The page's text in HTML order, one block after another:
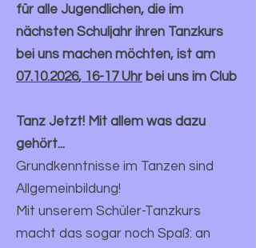
für alle Jugendlichen, die im
nächsten Schuljahr ihren Tanzkurs
bei uns machen möchten, ist am
07.10.2026, 16-17 Uhr bei uns im Club
Tanz Jetzt! Mit allem was dazu
gehört...
Grundkenntnisse im Tanzen sind
Allgemeinbildung!
Mit unserem Schüler-Tanzkurs
macht das sogar noch Spaß: an